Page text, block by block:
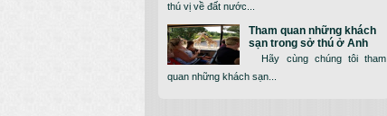
thú vị về đất nước...
Tham quan những khách
sạn trong sở thú ở Anh
Hãy cùng chúng tôi tham
quan những khách sạn...